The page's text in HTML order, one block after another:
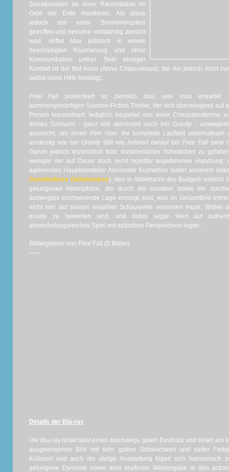
Sonalpanelen an einer Raumstation im
Orbit der Erde montieren. Als diese
jedoch von einer Sonneneruption
getroffen und beinahe vollständig zerstört
wird, driftet Max plötzlich in einem
beschädigten Raumanzug und ohne
Kommunikation umher. Sein einziger
Kontakt ist der Bot Anna (Anna Chipovskaya), die ihn jedoch nicht
selbst seine Hilfe benötigt...
Free Fall präsentiert so ziemlich das, was man erwartet:
kammerspielartigen Science-Fiction Thriller, der sich überwiegend auf
Person konzentriert, lediglich begleitet von einer Computerstimme
dieses Szenario - ganz wie seinerzeit auch bei Gravity -
ausreicht, um einen Film über die komplette Laufzeit
eindeutig wie bei Gravity fällt wie Antwort darauf beiFree Fall zwar
Ganze jedoch letztendlich trotz erzählerischer Schwächen zu
weniger der auf Dauer doch recht repetitiv augefallenen Handlung,
agierenden Hauptdarsteller Alexander Kuznetsov (unter anderem
Dumbledores Geheimnisse), den in Anbetracht des Budgets wirklich
gelungenen Atmosphäre, die durch die Isolation sowie die
ausweglos erscheinende Lage erzeugt wird, was im Gesamtbild
nicht rein auf seinen visuellen Schauwerte verlassen muss. Wobei
positiv zu bewerten sind, und dabei sogar Wert auf
abwechslungsreiches Spiel mit optischen Perspektiven legen...
Bildergalerie von Free Fall (5 Bilder)
Details der Blu-ray
Die Blu-ray hinterlässt einen durchwegs guten Eindruck und liefert ein
ausgewogenes Bild mit sehr gutem Schwarzwert und satter
Kulissen und auch die übrige Ausstattung fügen sich harmonisch
gelungene Dynamik sowie eine kraftvolle Wiedergabe in den